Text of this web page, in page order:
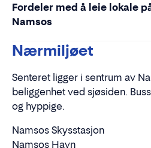
Fordeler med å leie lokale
Namsos
Nærmiljøet
Senteret ligger i sentrum av
beliggenhet ved sjøsiden.
og hyppige.
Namsos Skysstasjon
Namsos Havn